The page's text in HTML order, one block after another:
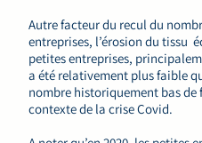
Autre facteur du recul du
entreprises, l’érosion du tissu
petites entreprises,
a été relativement plus faible
nombre historiquement bas
contexte de la crise Covid.